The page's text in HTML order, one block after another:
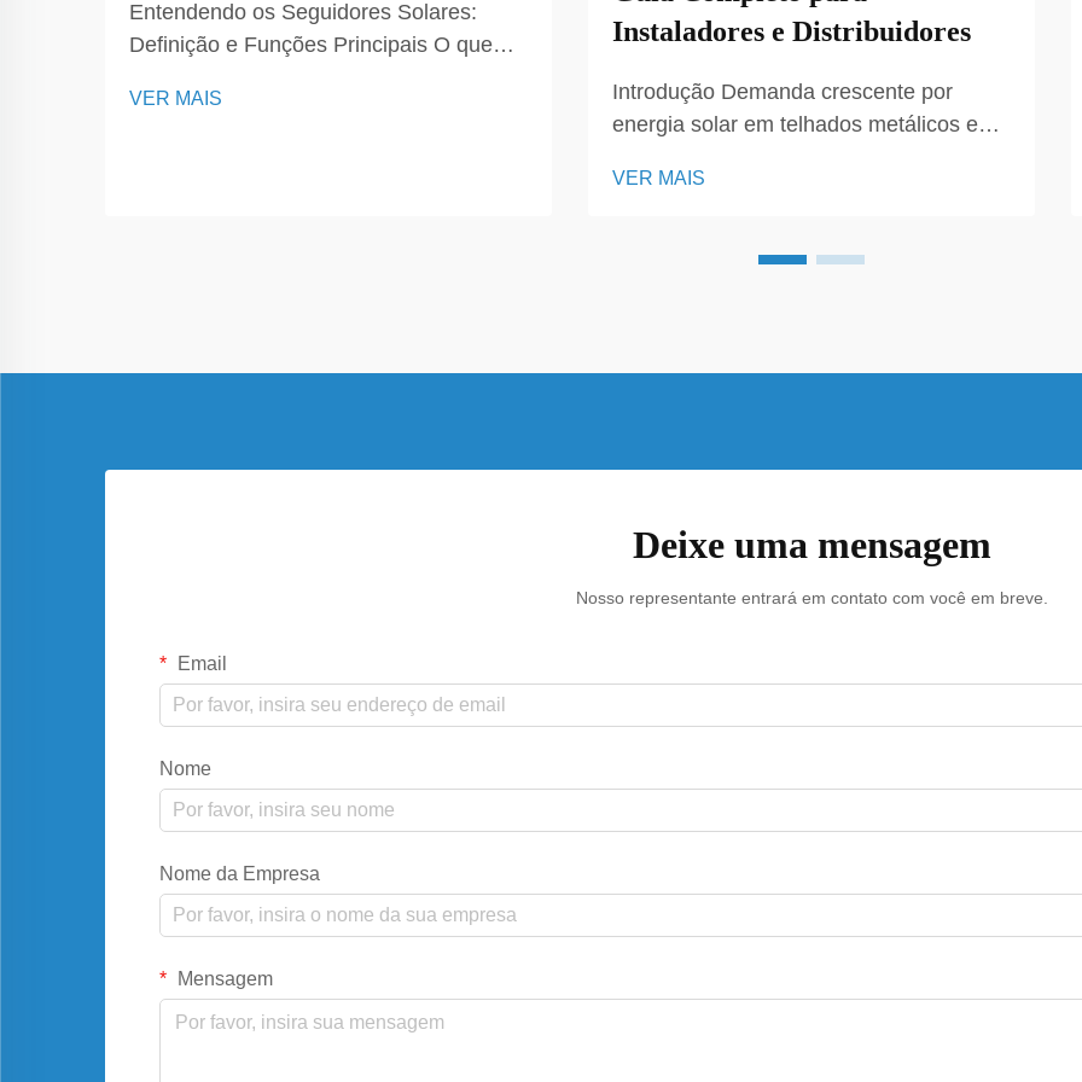
Entendendo os Seguidores Solares:
Definição e Funções Principais O que
solar é um dispositivo sofisticado
VER MAIS
Instaladores e Distribuidores
Introdução Demanda crescente por
energia solar em telhados metálicos em
demanda por Soluções de Montagem
rapidamente em projetos comerciais e
VER MAIS
Deixe uma mensagem
Nosso representante entrará em contato com você em breve.
Email
Nome
Nome da Empresa
Mensagem